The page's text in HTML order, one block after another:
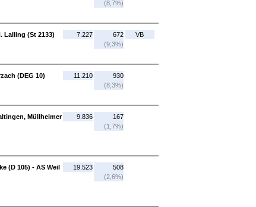
(8,7%)
Lalling (St 2133)
7.227
672
(9,3%)
VB
(DEG 10)
11.210
930
(8,3%)
Müllheimer
9.836
167
(1,7%)
(D 105) - AS Weil
19.523
508
(2,6%)